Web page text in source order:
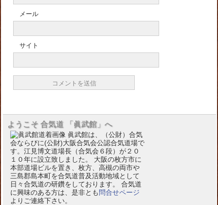
メール
サイト
ようこそ 合気道 「眞武館」へ
眞武館は、（公財）合気
会ならびに(公財)大阪合気会公認合気道場で
す。江見博文道場長（合気会６段）が２０
１０年に設立致しました。 大阪の枚方市に
本部道場ビルを置き、枚方、高槻の両市や
三島郡島本町を合気道普及活動地域として
日々合気道の研鑽をしております。 合気道
に興味のある方は、是非とも 問合せページ
よりご連絡下さい。